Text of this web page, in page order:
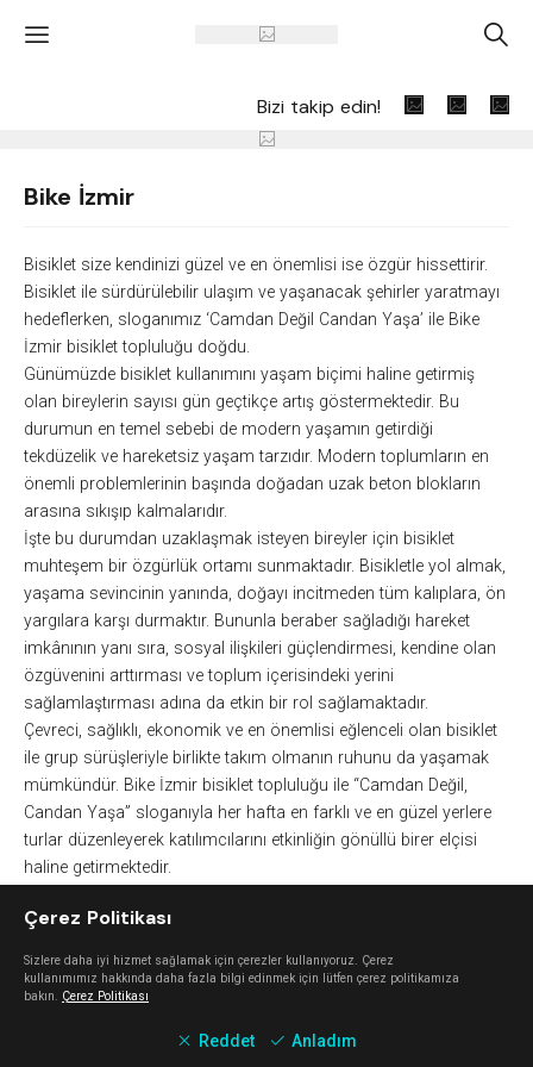
' A
Bizi takip edin!
Bike İzmir
Bisiklet size kendinizi güzel ve en önemlisi ise özgür hissettirir.
Bisiklet ile sürdürülebilir ulaşım ve yaşanacak şehirler yaratmayı
hedeflerken, sloganımız ‘Camdan Değil Candan Yaşa’ ile Bike
İzmir bisiklet topluluğu doğdu.
Günümüzde bisiklet kullanımını yaşam biçimi haline getirmiş
olan bireylerin sayısı gün geçtikçe artış göstermektedir. Bu
durumun en temel sebebi de modern yaşamın getirdiği
tekdüzelik ve hareketsiz yaşam tarzıdır. Modern toplumların en
önemli problemlerinin başında doğadan uzak beton blokların
arasına sıkışıp kalmalarıdır.
İşte bu durumdan uzaklaşmak isteyen bireyler için bisiklet
muhteşem bir özgürlük ortamı sunmaktadır. Bisikletle yol almak,
yaşama sevincinin yanında, doğayı incitmeden tüm kalıplara, ön
yargılara karşı durmaktır. Bununla beraber sağladığı hareket
imkânının yanı sıra, sosyal ilişkileri güçlendirmesi, kendine olan
özgüvenini arttırması ve toplum içerisindeki yerini
sağlamlaştırması adına da etkin bir rol sağlamaktadır.
Çevreci, sağlıklı, ekonomik ve en önemlisi eğlenceli olan bisiklet
ile grup sürüşleriyle birlikte takım olmanın ruhunu da yaşamak
mümkündür. Bike İzmir bisiklet topluluğu ile “Camdan Değil,
Candan Yaşa” sloganıyla her hafta en farklı ve en güzel yerlere
turlar düzenleyerek katılımcılarını etkinliğin gönüllü birer elçisi
haline getirmektedir.
Çerez Politikası
Sizlere daha iyi hizmet sağlamak için çerezler kullanıyoruz. Çerez
kullanımımız hakkında daha fazla bilgi edinmek için lütfen çerez politikamıza
bakın. Çerez Politikası
Reddet Anladım